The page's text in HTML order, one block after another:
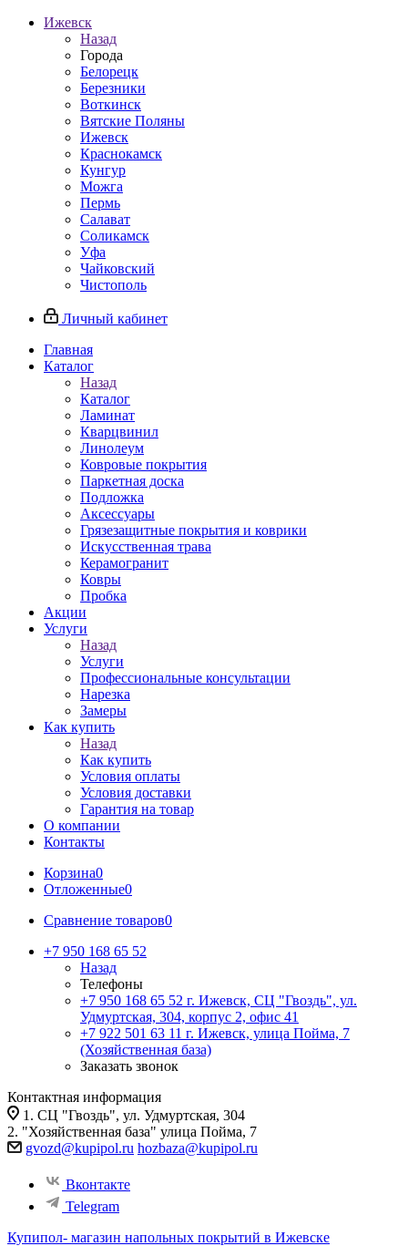
Ижевск
Назад
Города
Белорецк
Березники
Воткинск
Вятские Поляны
Ижевск
Краснокамск
Кунгур
Можга
Пермь
Салават
Соликамск
Уфа
Чайковский
Чистополь
Личный кабинет
Главная
Каталог
Назад
Каталог
Ламинат
Кварцвинил
Линолеум
Ковровые покрытия
Паркетная доска
Подложка
Аксессуары
Грязезащитные покрытия и коврики
Искусственная трава
Керамогранит
Ковры
Пробка
Акции
Услуги
Назад
Услуги
Профессиональные консультации
Нарезка
Замеры
Как купить
Назад
Как купить
Условия оплаты
Условия доставки
Гарантия на товар
О компании
Контакты
Корзина0
Отложенные0
Сравнение товаров0
+7 950 168 65 52
Назад
Телефоны
+7 950 168 65 52 г. Ижевск, СЦ "Гвоздь", ул.
Удмуртская, 304, корпус 2, офис 41
+7 922 501 63 11 г. Ижевск, улица Пойма, 7
(Хозяйственная база)
Заказать звонок
Контактная информация
1. СЦ "Гвоздь", ул. Удмуртская, 304
2. "Хозяйственная база" улица Пойма, 7
gvozd@kupipol.ru hozbaza@kupipol.ru
Вконтакте
Telegram
Купипол- магазин напольных покрытий в Ижевске